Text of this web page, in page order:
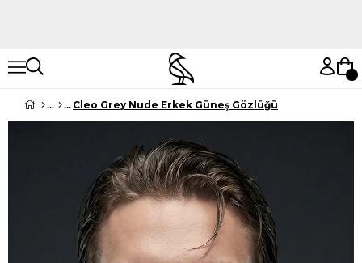
Cleo Grey Nude Erkek Güneş Gözlüğü